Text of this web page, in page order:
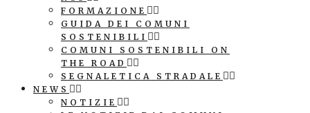
FORMAZIONE
GUIDA DEI COMUNI
SOSTENIBILI
COMUNI SOSTENIBILI ON
THE ROAD
SEGNALETICA STRADALE
NEWS
NOTIZIE